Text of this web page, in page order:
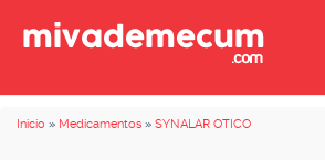
Inicio » Medicamentos » SYNALAR OTICO